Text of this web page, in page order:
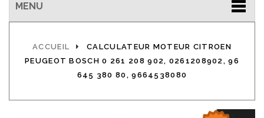
MENU
ACCUEIL
CALCULATEUR MOTEUR CITROEN
PEUGEOT BOSCH 0 261 208 902, 0261208902, 96
645 380 80, 9664538080